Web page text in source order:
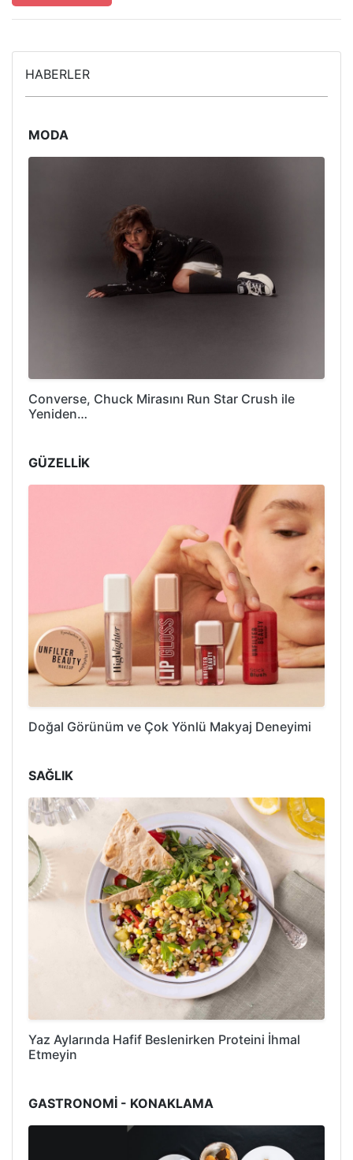
HABERLER
MODA
Converse, Chuck Mirasını Run Star Crush ile
Yeniden…
GÜZELLİK
Doğal Görünüm ve Çok Yönlü Makyaj Deneyimi
SAĞLIK
Yaz Aylarında Hafif Beslenirken Proteini İhmal
Etmeyin
GASTRONOMİ - KONAKLAMA